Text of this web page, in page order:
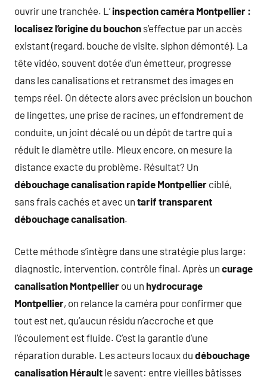
ouvrir une tranchée. L’inspection caméra Montpellier :
localisez l’origine du bouchon s’effectue par un accès
existant (regard, bouche de visite, siphon démonté). La
tête vidéo, souvent dotée d’un émetteur, progresse
dans les canalisations et retransmet des images en
temps réel. On détecte alors avec précision un bouchon
de lingettes, une prise de racines, un effondrement de
conduite, un joint décalé ou un dépôt de tartre qui a
réduit le diamètre utile. Mieux encore, on mesure la
distance exacte du problème. Résultat? Un
débouchage canalisation rapide Montpellier ciblé,
sans frais cachés et avec un tarif transparent
débouchage canalisation.
Cette méthode s’intègre dans une stratégie plus large:
diagnostic, intervention, contrôle final. Après un curage
canalisation Montpellier ou un hydrocurage
Montpellier, on relance la caméra pour confirmer que
tout est net, qu’aucun résidu n’accroche et que
l’écoulement est fluide. C’est la garantie d’une
réparation durable. Les acteurs locaux du débouchage
canalisation Hérault le savent: entre vieilles bâtisses